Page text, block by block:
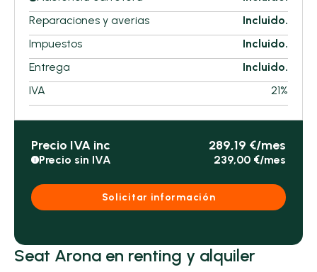
Reparaciones y averias
Incluido.
Impuestos
Incluido.
Entrega
Incluido.
IVA
21%
Precio IVA inc 289,19 €/mes
i Precio sin IVA 239,00 €/mes
Solicitar información
Seat Arona en renting y alquiler